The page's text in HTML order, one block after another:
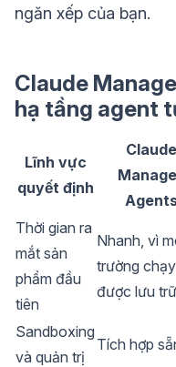
ngăn xếp của bạn.
Claude
hạ tầng agent
Lĩnh vực
quyết định
Claude
Thời gian ra
mắt sản
phẩm đầu
tiên
Nhanh, vì
trường
được lưu trữ
Sandboxing
và quản trị
Tích hợp